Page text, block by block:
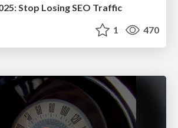
Stop Losing SEO Traffic
1 470